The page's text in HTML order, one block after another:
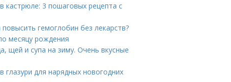
кастрюле: 3 пошаговых рецепта с
гемоглобин без лекарств?
месяцу рождения
щей и супа на зиму. Очень вкусные
глазури для нарядных новогодних